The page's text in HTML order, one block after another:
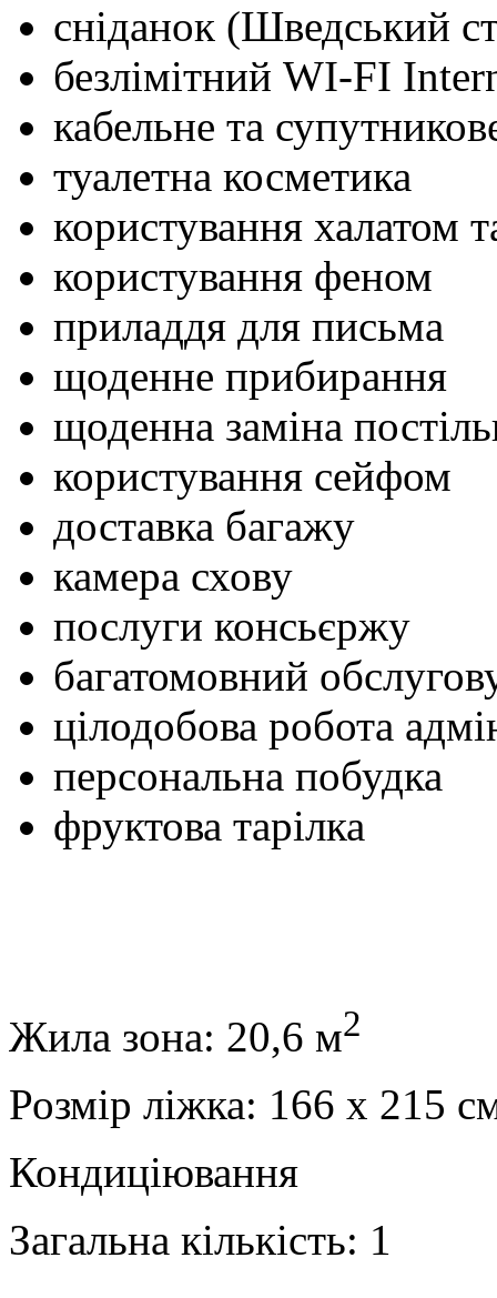
сніданок (Шведський
безлімітний WI-FI
кабельне та
туалетна косметика
користування халатом
користування феном
приладдя для письма
щоденне прибирання
щоденна заміна
користування сейфом
доставка багажу
камера схову
послуги консьєржу
багатомовний
цілодобова робота
персональна побудка
фруктова тарілка
Жила зона: 20,6 м2
Розмір ліжка: 166 x 215
Кондиціювання
Загальна кількість: 1